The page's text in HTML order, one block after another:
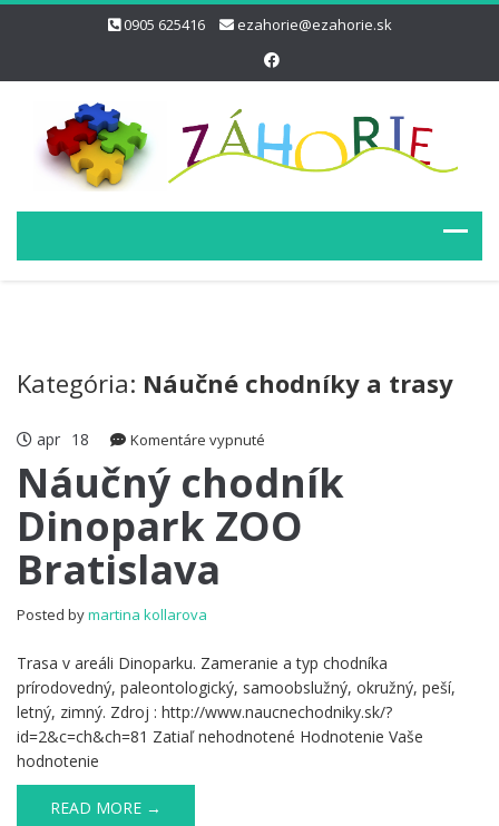
0905 625416 ezahorie@ezahorie.sk
Kategória: Náučné chodníky a trasy
apr 18 Komentáre vypnuté
chodník
Dinopark
ZOO
Náučný chodník
Dinopark ZOO
Bratislava
Posted bymartina kollarova
Trasa v areáli Dinoparku. Zameranie a typ chodníka
prírodovedný, paleontologický, samoobslužný, okružný, peší,
letný, zimný. Zdroj : http://www.naucnechodniky.sk/?
id=2&c=ch&ch=81 Zatiaľ nehodnotené Hodnotenie Vaše
hodnotenie
READ MORE →